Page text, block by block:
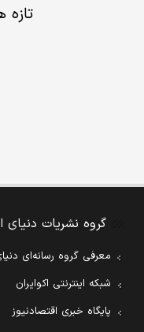
گروه نشریات دنیای
معرفی گروه رسانه‌ای
شبکه اینترنتی اکوایران
پایگاه خبری اقتصادنیوز